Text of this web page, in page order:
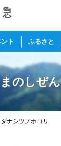
ト ふるさと
のしぜん
ナシツノホコリ